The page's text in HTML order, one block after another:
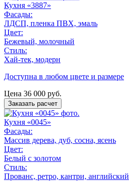
Кухня «3887»
Фасады:
ЛДСП, пленка ПВХ, эмаль
Цвет:
Бежевый, молочный
Стиль:
Хай-тек, модерн
Доступна в любом цвете и размере
Цена 36 000 руб.
Заказать расчет
Кухня «0045»
Фасады:
Массив дерева, дуб, сосна, ясень
Цвет:
Белый с золотом
Стиль:
Прованс, ретро, кантри, английский